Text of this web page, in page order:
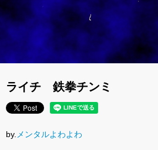
ライチ 鉄拳チンミ
by. メンタルよわよわ